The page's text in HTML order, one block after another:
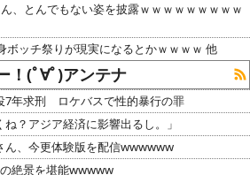
、とんでもない姿を披露ｗｗｗｗｗｗｗｗｗ
ボッチ祭りが現実になるとかｗｗｗｗ 他
！(ﾟ∀ﾟ)アンテナ
7年求刑 ロケバスで性的暴行の罪
？アジア経済に影響出るし。」
ん、今更体験版を配信wwwwww
絶景を堪能wwwww